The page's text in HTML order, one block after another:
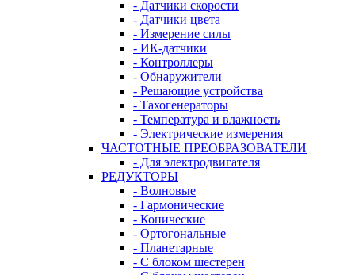
- Датчики скорости
- Датчики цвета
- Измерение силы
- ИК-датчики
- Контроллеры
- Обнаружители
- Решающие устройства
- Тахогенераторы
- Температура и влажность
- Электрические измерения
ЧАСТОТНЫЕ ПРЕОБРАЗОВАТЕЛИ
- Для электродвигателя
РЕДУКТОРЫ
- Волновые
- Гармонические
- Конические
- Ортогональные
- Планетарные
- С блоком шестерен